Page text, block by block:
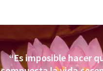
“Es imposible hacer